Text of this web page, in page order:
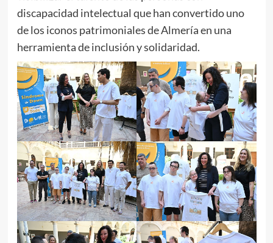
discapacidad intelectual que han convertido uno
de los iconos patrimoniales de Almería en una
herramienta de inclusión y solidaridad.